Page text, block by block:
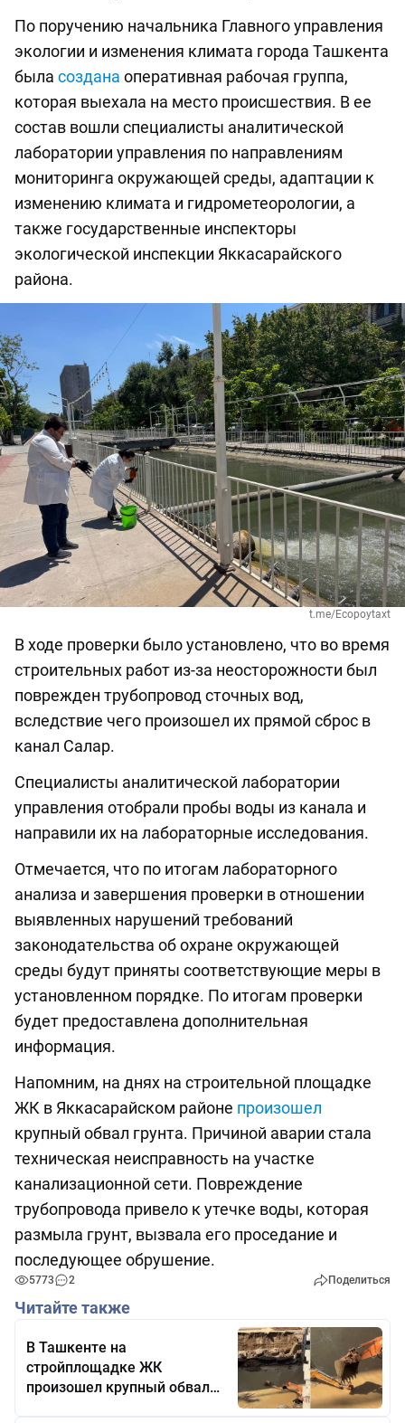
По поручению начальника Главного управления
экологии и изменения климата города Ташкента
была создана оперативная рабочая группа,
которая выехала на место происшествия. В ее
состав вошли специалисты аналитической
лаборатории управления по направлениям
мониторинга окружающей среды, адаптации к
изменению климата и гидрометеорологии, а
также государственные инспекторы
экологической инспекции Яккасарайского
района.
t.me/Ecopoytaxt
В ходе проверки было установлено, что во время
строительных работ из-за неосторожности был
поврежден трубопровод сточных вод,
вследствие чего произошел их прямой сброс в
канал Салар.
Специалисты аналитической лаборатории
управления отобрали пробы воды из канала и
направили их на лабораторные исследования.
Отмечается, что по итогам лабораторного
анализа и завершения проверки в отношении
выявленных нарушений требований
законодательства об охране окружающей
среды будут приняты соответствующие меры в
установленном порядке. По итогам проверки
будет предоставлена дополнительная
информация.
Напомним, на днях на строительной площадке
ЖК в Яккасарайском районе произошел
крупный обвал грунта. Причиной аварии стала
техническая неисправность на участке
канализационной сети. Повреждение
трубопровода привело к утечке воды, которая
размыла грунт, вызвала его проседание и
последующее обрушение.
5773 2 Поделиться
Читайте также
В Ташкенте на
стройплощадке ЖК
произошел крупный обвал